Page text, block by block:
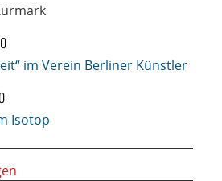
im Verein Berliner Künstler
Isotop